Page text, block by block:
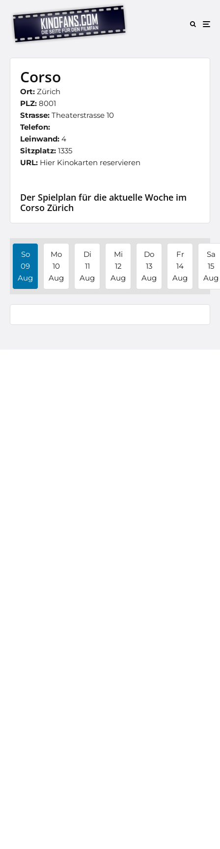
Corso
Ort: Zürich
PLZ: 8001
Strasse: Theaterstrasse 10
Telefon:
Leinwand: 4
Sitzplatz: 1335
URL: Hier Kinokarten reservieren
Der Spielplan für die aktuelle Woche im
Corso Zürich
So
09
Aug
Mo
10
Aug
Di
11
Aug
Mi
12
Aug
Do
13
Aug
Fr
14
Aug
Sa
15
Aug